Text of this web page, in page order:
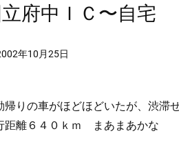
府中ＩＣ〜自宅
年10月25日
帰りの車がほどほどいたが、渋滞
距離６４０ｋｍ まあまあかな